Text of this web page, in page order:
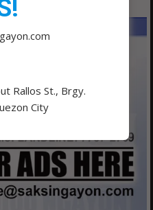
Rallos St., Brgy.
City